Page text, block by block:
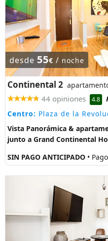
desde 55€ / noche
Continental 2
44 opiniones 4.8
Centro: Plaza de la
Vista Panorámica &
junto a Grand Continental
SIN PAGO ANTICIPADO •